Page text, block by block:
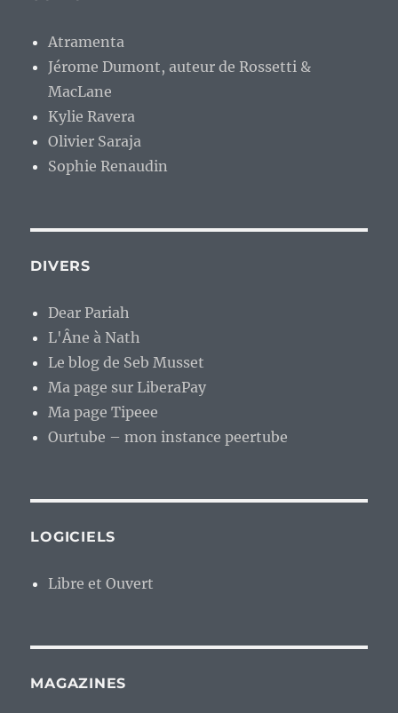
Atramenta
Jérome Dumont, auteur de Rossetti &
MacLane
Kylie Ravera
Olivier Saraja
Sophie Renaudin
DIVERS
Dear Pariah
L'Âne à Nath
Le blog de Seb Musset
Ma page sur LiberaPay
Ma page Tipeee
Ourtube – mon instance peertube
LOGICIELS
Libre et Ouvert
MAGAZINES